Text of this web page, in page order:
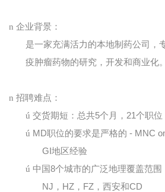
n 企业背景：
是一家充满活力的本地制药公司，
疫肿瘤药物的研究，开发和商业化。
n 招聘难点：
ú 交货期短：总共5个月， 21 个职位
ú MD职位的要求是严格的 - MNC
GI 地区经验
ú 中国8个城市的广泛地理覆盖范围
NJ ， HZ ， FZ ，西安和CD